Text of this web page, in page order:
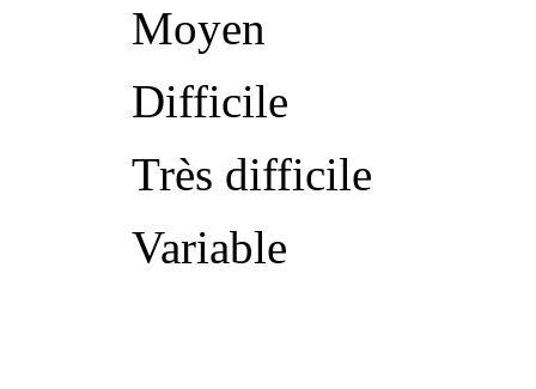
Moyen
Difficile
Très difficile
Variable